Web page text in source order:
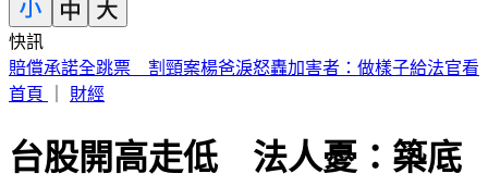
快訊
台積電嘉義廠已釀2死5傷 急請3神明坐鎮
首頁
財經
台股開高走低 法人憂：築底